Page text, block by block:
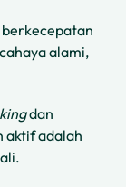
alami,
dan
aktif adalah